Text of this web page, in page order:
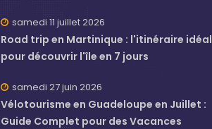
samedi 11 juillet 2026
Road trip en Martinique : l'itinéraire idéal
pour découvrir l'île en 7 jours
samedi 27 juin 2026
Vélotourisme en Guadeloupe en Juillet :
Guide Complet pour des Vacances